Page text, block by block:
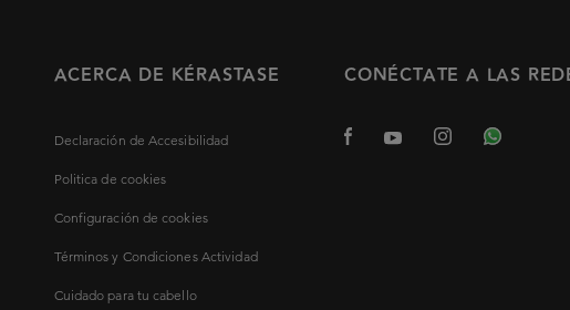
ACERCA DE KÉRASTASE
Declaración de Accesibilidad
Politica de cookies
Configuración de cookies
Términos y Condiciones Actividad
Cuidado para tu cabello
CONÉCTATE A LAS